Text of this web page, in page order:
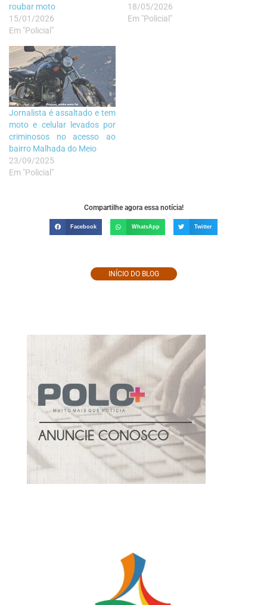
roubar moto
15/01/2026
Em "Policial"
18/05/2026
Em "Policial"
Jornalista é assaltado e tem
moto e celular levados por
criminosos no acesso ao
bairro Malhada do Meio
23/09/2025
Em "Policial"
Compartilhe agora essa notícia!
Facebook WhatsApp Twitter
INÍCIO DO BLOG